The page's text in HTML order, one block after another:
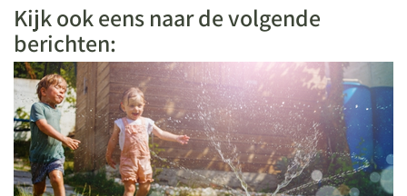
Kijk ook eens naar de volgende
berichten: